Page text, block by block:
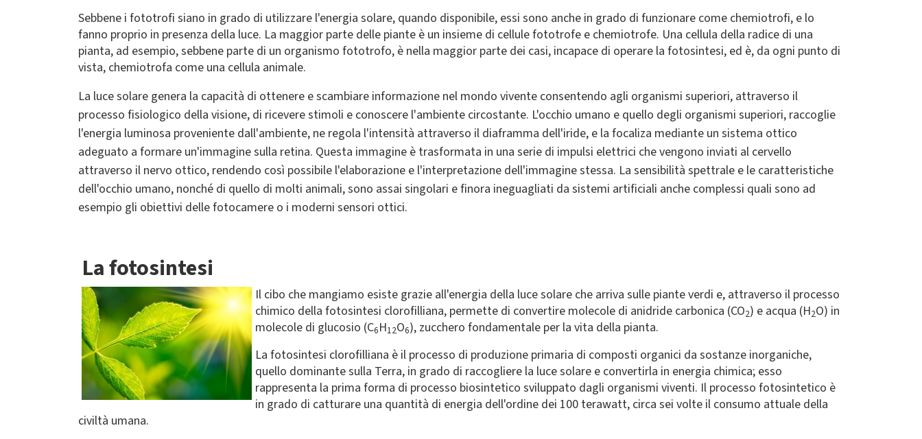
Sebbene i fototrofi siano in grado di utilizzare l'energia solare, quando disponibile, essi sono anche in grado di funzionare come chemiotrofi, e lo
fanno proprio in presenza della luce. La maggior parte delle piante è un insieme di cellule fototrofe e chemiotrofe. Una cellula della radice di una
pianta, ad esempio, sebbene parte di un organismo fototrofo, è nella maggior parte dei casi, incapace di operare la fotosintesi, ed è, da ogni punto di
vista, chemiotrofa come una cellula animale.
La luce solare genera la capacità di ottenere e scambiare informazione nel mondo vivente consentendo agli organismi superiori, attraverso il
processo fisiologico della visione, di ricevere stimoli e conoscere l'ambiente circostante. L'occhio umano e quello degli organismi superiori, raccoglie
l'energia luminosa proveniente dall'ambiente, ne regola l'intensità attraverso il diaframma dell'iride, e la focaliza mediante un sistema ottico
adeguato a formare un'immaginesulla retina. Questa immagine è trasformata in una serie di impulsi elettrici che vengono inviati al cervello
attraverso il nervo ottico, rendendo così possibile l'elaborazione e l'interpretazione dell'immagine stessa. La sensibilità spettrale e le caratteristiche
dell'occhio umano, nonché di quello di molti animali, sono assai singolari e finora ineguagliati da sistemi artificiali anche complessi quali sono ad
esempio gli obiettivi delle fotocamere o i moderni sensori ottici.
La fotosintesi
Il cibo che mangiamo esiste grazie all'energia della luce solare che arriva sulle piante verdi e, attraverso il processo
chimico della fotosintesi clorofilliana, permette di convertire molecole di anidride carbonica (CO2) e acqua (H2O) in
molecole di glucosio (C6H12O6), zucchero fondamentale per la vita della pianta.
La fotosintesi clorofilliana è il processo di produzione primaria di composti organici da sostanze inorganiche,
quello dominante sulla Terra, in grado di raccogliere la luce solare e convertirla in energia chimica; esso
rappresenta la prima forma di processo biosintetico sviluppato dagli organismi viventi. Il processo fotosintetico è
in grado di catturare una quantità di energia dell'ordine dei 100 terawatt, circa sei volte il consumo attuale della
civiltà umana.